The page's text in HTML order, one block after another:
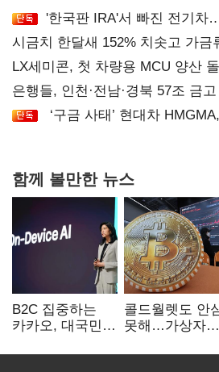
'한국판 IRA'서 빠진 전기차
시금치 한달새 152% 치솟고 가금
LX세미콘, 첫 차량용 MCU 양산
공급
은행들, 인천·전남·경북 57조 금
‘구금 사태’ 현대차
함께 볼만한 뉴스
B2C 집중하는
카카오, 대국민
AI' 사활
콜드월렛도 안
못해…가상자산
'보안 시험대'